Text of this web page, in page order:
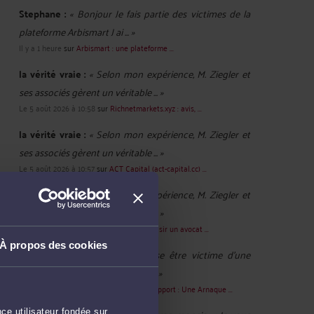
À propos des cookies
utilisateur fondée sur
Stephane : « Bonjour Je fais partie des victimes de la
plateforme Arbismart J ai ... »
Il y a 1 heure surArbismart : une plateforme ...
la vérité vraie : « Selon mon expérience, M. Ziegler et
ses associés gèrent un véritable ... »
Le 5 août 2026 à 10:58 sur Richnetmarkets.xyz : avis, ...
la vérité vraie : « Selon mon expérience, M. Ziegler et
ses associés gèrent un véritable ... »
Le 5 août 2026 à 10:57surACT Capital (act-capital.cc) ...
la vérité vraie :« Selon mon expérience, M. Ziegler et
ses associés gèrent un véritable ... »
Le 5 août 2026 à 10:46surComment choisir un avocat ...
SARRAZIN : « Bonjour Je pense être victime d'une
arnaque. On me réclame 5 000 ... »
TrustWallet Support : Une Arnaque ...